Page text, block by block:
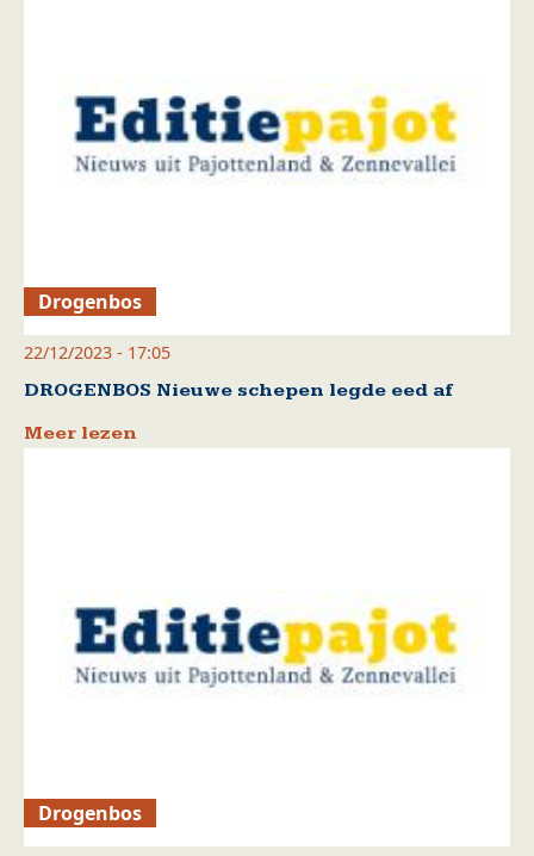
Drogenbos
22/12/2023 - 17:05
DROGENBOS Nieuwe schepen legde eed af
Meer lezen
Drogenbos